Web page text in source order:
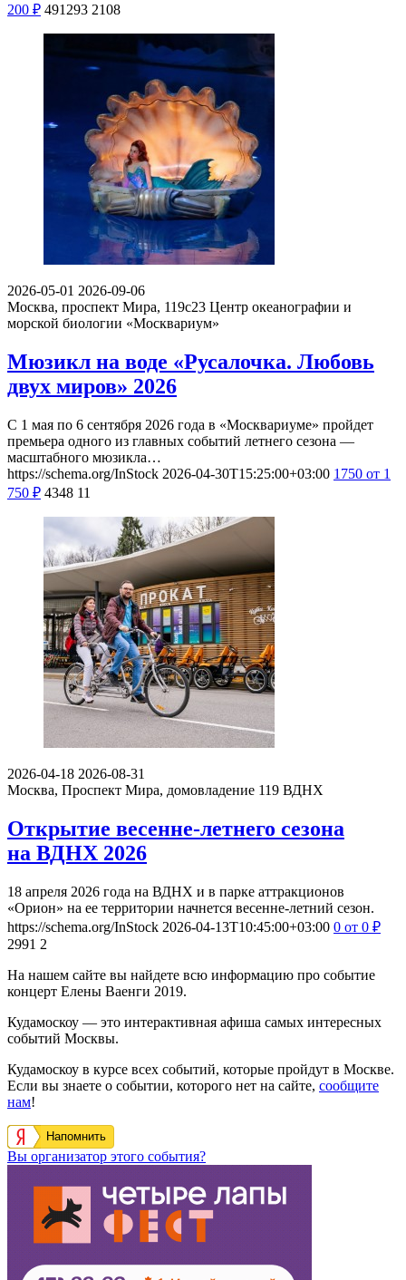
200 ₽ 491293 2108
2026-05-01 2026-09-06
Москва, проспект Мира, 119с23 Центр океанографии и
морской биологии «Москвариум»
Мюзикл на воде «Русалочка. Любовь
двух миров» 2026
С 1 мая по 6 сентября 2026 года в «Москвариуме» пройдет
премьера одного из главных событий летнего сезона —
масштабного мюзикла…
https://schema.org/InStock 2026-04-30T15:25:00+03:00 1750 от 1
750 ₽ 4348 11
2026-04-18 2026-08-31
Москва, Проспект Мира, домовладение 119 ВДНХ
Открытие весенне-летнего сезона
на ВДНХ 2026
18 апреля 2026 года на ВДНХ и в парке аттракционов
«Орион» на ее территории начнется весенне-летний сезон.
https://schema.org/InStock 2026-04-13T10:45:00+03:00 0 от 0 ₽
2991 2
На нашем сайте вы найдете всю информацию про событие
концерт Елены Ваенги 2019.
Кудамоскоу — это интерактивная афиша самых интересных
событий Москвы.
Кудамоскоу в курсе всех событий, которые пройдут в Москве.
Если вы знаете о событии, которого нет на сайте, сообщите
нам!
Напомнить
Вы организатор этого события?